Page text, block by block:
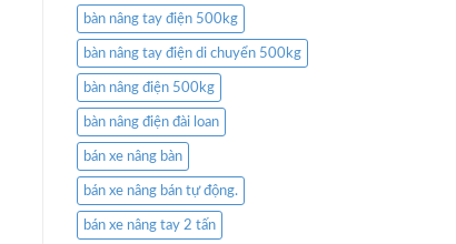
bàn nâng tay điện 500kg
bàn nâng tay điện di chuyển 500kg
bàn nâng điện 500kg
bàn nâng điện đài loan
bán xe nâng bàn
bán xe nâng bán tự động.
bán xe nâng tay 2 tấn